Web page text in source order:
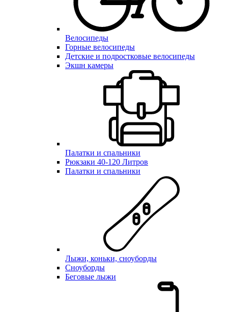
Велосипеды
Горные велосипеды
Детские и подростковые велосипеды
Экшн камеры
Палатки и спальники
Рюкзаки 40-120 Литров
Палатки и спальники
Лыжи, коньки, сноуборды
Сноуборды
Беговые лыжи